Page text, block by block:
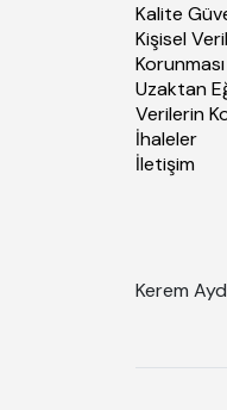
Kalite
Kişisel
Korunması
Uzaktan
Verilerin
İhaleler
İletişim
Kerem